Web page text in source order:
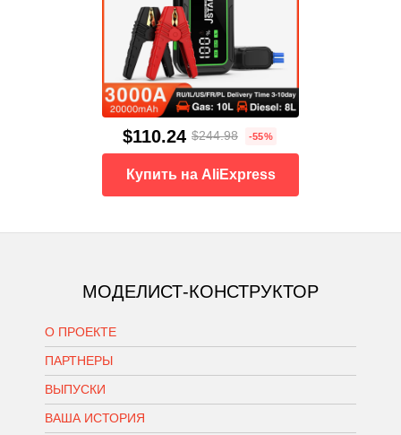
$110.24 $244.98 -55%
Купить на AliExpress
МОДЕЛИСТ-КОНСТРУКТОР
О ПРОЕКТЕ
ПАРТНЕРЫ
ВЫПУСКИ
ВАША ИСТОРИЯ